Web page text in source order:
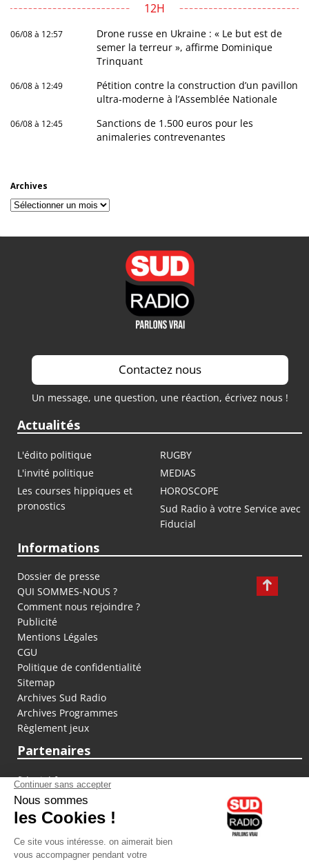
12H
06/08 à 12:57
Drone russe en Ukraine : « Le but est de
semer la terreur », affirme Dominique
Trinquant
06/08 à 12:49
Pétition contre la construction d’un pavillon
ultra-moderne à l’Assemblée Nationale
06/08 à 12:45
Sanctions de 1.500 euros pour les
animaleries contrevenantes
Archives
Archives
Contactez nous
Un message, une question, une réaction, écrivez nous !
Actualités
L'édito politique
RUGBY
L'invité politique
MEDIAS
Les courses hippiques et
pronostics
HOROSCOPE
Sud Radio à votre Service avec
Fiducial
Informations
Dossier de presse
QUI SOMMES-NOUS ?
Comment nous rejoindre ?
Publicité
Mentions Légales
CGU
Politique de confidentialité
Sitemap
Archives Sud Radio
Archives Programmes
Règlement jeux
Partenaires
fiducial.fr
lyoncapitale.fr
olympique-et-lyonnais.com
L'application Iphone / Android